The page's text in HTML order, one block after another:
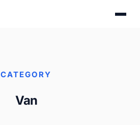
CATEGORY
Van